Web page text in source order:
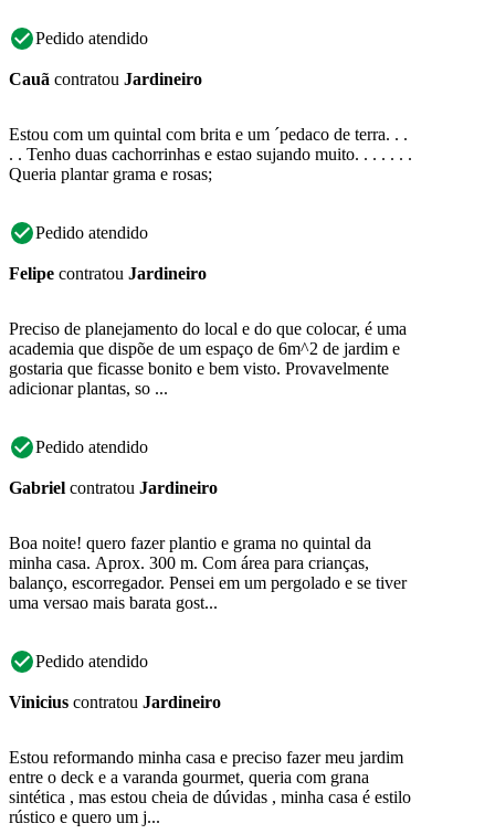
Pedido atendido
Cauã contratou Jardineiro
Estou com um quintal com brita e um ´pedaco de terra. . .
. . Tenho duas cachorrinhas e estao sujando muito. . . . . . .
Queria plantar grama e rosas;
Pedido atendido
Felipe contratou Jardineiro
Preciso de planejamento do local e do que colocar, é uma
academia que dispõe de um espaço de 6m^2 de jardim e
gostaria que ficasse bonito e bem visto. Provavelmente
adicionar plantas, so ...
Pedido atendido
Gabriel contratou Jardineiro
Boa noite! quero fazer plantio e grama no quintal da
minha casa. Aprox. 300 m. Com área para crianças,
balanço, escorregador. Pensei em um pergolado e se tiver
uma versao mais barata gost...
Pedido atendido
Vinicius contratou Jardineiro
Estou reformando minha casa e preciso fazer meu jardim
entre o deck e a varanda gourmet, queria com grana
sintética , mas estou cheia de dúvidas , minha casa é estilo
rústico e quero um j...